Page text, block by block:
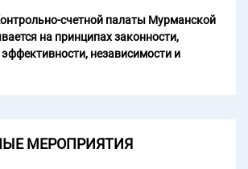
счетной палаты Мурманской
на принципах законности,
независимости и
МЕРОПРИЯТИЯ